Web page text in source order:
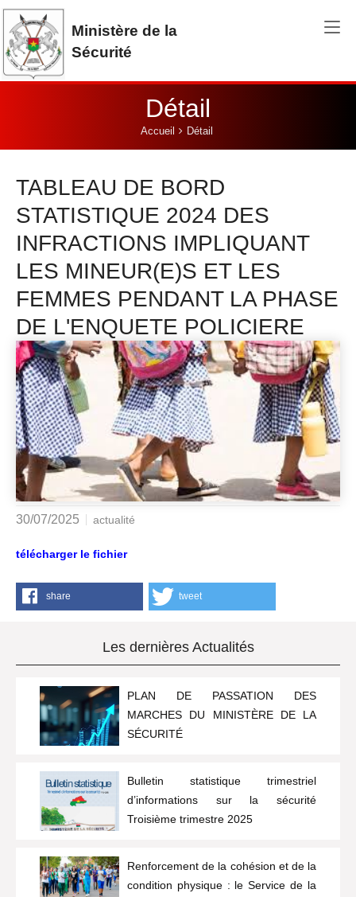
Aller au contenu principal
Ministère de la
Sécurité
Détail
Accueil Détail
TABLEAU DE BORD
STATISTIQUE 2024 DES
INFRACTIONS IMPLIQUANT
LES MINEUR(E)S ET LES
FEMMES PENDANT LA PHASE
DE L'ENQUETE POLICIERE
30/07/2025 actualité
télécharger le fichier
share tweet
Les dernières Actualités
PLAN DE PASSATION DES
MARCHES DU MINISTÈRE DE LA
SÉCURITÉ
Bulletin statistique trimestriel
d’informations sur la sécurité
Troisième trimestre 2025
Renforcement de la cohésion et de la
condition physique : le Service de la